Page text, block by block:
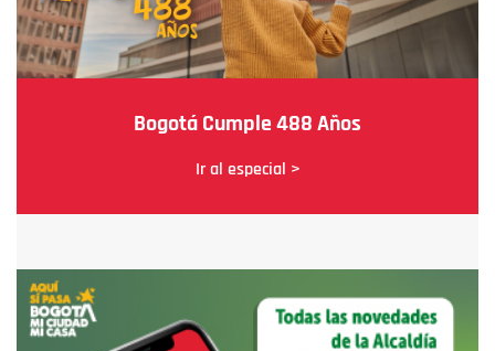
Bogotá Cumple 488 Años
Ir al especial >